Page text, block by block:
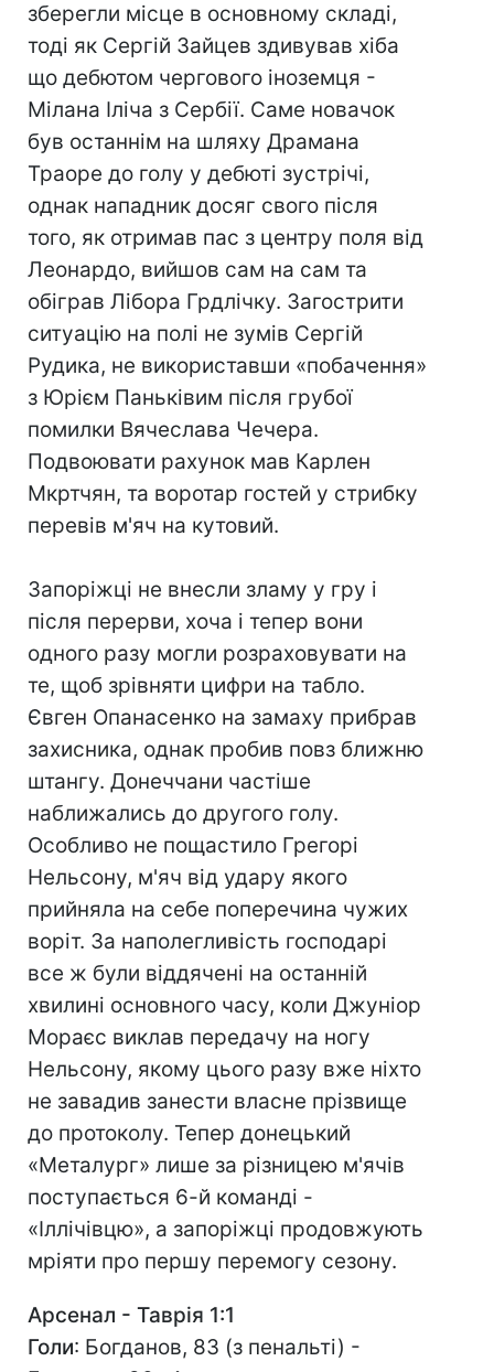
зберегли місце в основному складі,
тоді як Сергій Зайцев здивував хіба
що дебютом чергового іноземця -
Мілана Іліча з Сербії. Саме новачок
був останнім на шляху Драмана
Траоре до голу у дебюті зустрічі,
однак нападник досяг свого після
того, як отримав пас з центру поля від
Леонардо, вийшов сам на сам та
обіграв Лібора Грдлічку. Загострити
ситуацію на полі не зумів Сергій
Рудика, не використавши «побачення»
з Юрієм Паньківим після грубої
помилки Вячеслава Чечера.
Подвоювати рахунок мав Карлен
Мкртчян, та воротар гостей у стрибку
перевів м'яч на кутовий.
Запоріжці не внесли зламу у гру і
після перерви, хоча і тепер вони
одного разу могли розраховувати на
те, щоб зрівняти цифри на табло.
Євген Опанасенко на замаху прибрав
захисника, однак пробив повз ближню
штангу. Донеччани частіше
наближались до другого голу.
Особливо не пощастило Грегорі
Нельсону, м'яч від удару якого
прийняла на себе поперечина чужих
воріт. За наполегливість господарі
все ж були віддячені на останній
хвилині основного часу, коли Джуніор
Мораєс виклав передачу на ногу
Нельсону, якому цього разу вже ніхто
не завадив занести власне прізвище
до протоколу. Тепер донецький
«Металург» лише за різницею м'ячів
поступається 6-й команді -
«Іллічівцю», а запоріжці продовжують
мріяти про першу перемогу сезону.
Арсенал - Таврія 1:1
Голи: Богданов, 83 (з пенальті) -